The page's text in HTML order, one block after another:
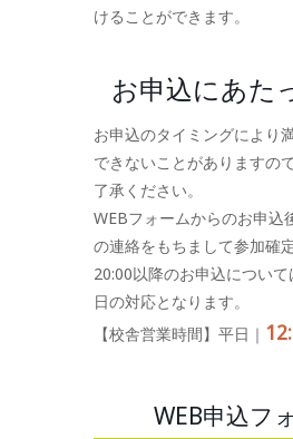
けることができます。
お申込にあた
お申込のタイミングにより
できないことがありますの
了承ください。
WEBフォームからのお申込
の連絡をもちまして参加確
20:00以降のお申込につい
日の対応となります。
【校舎営業時間】平日｜
WEB申込フ